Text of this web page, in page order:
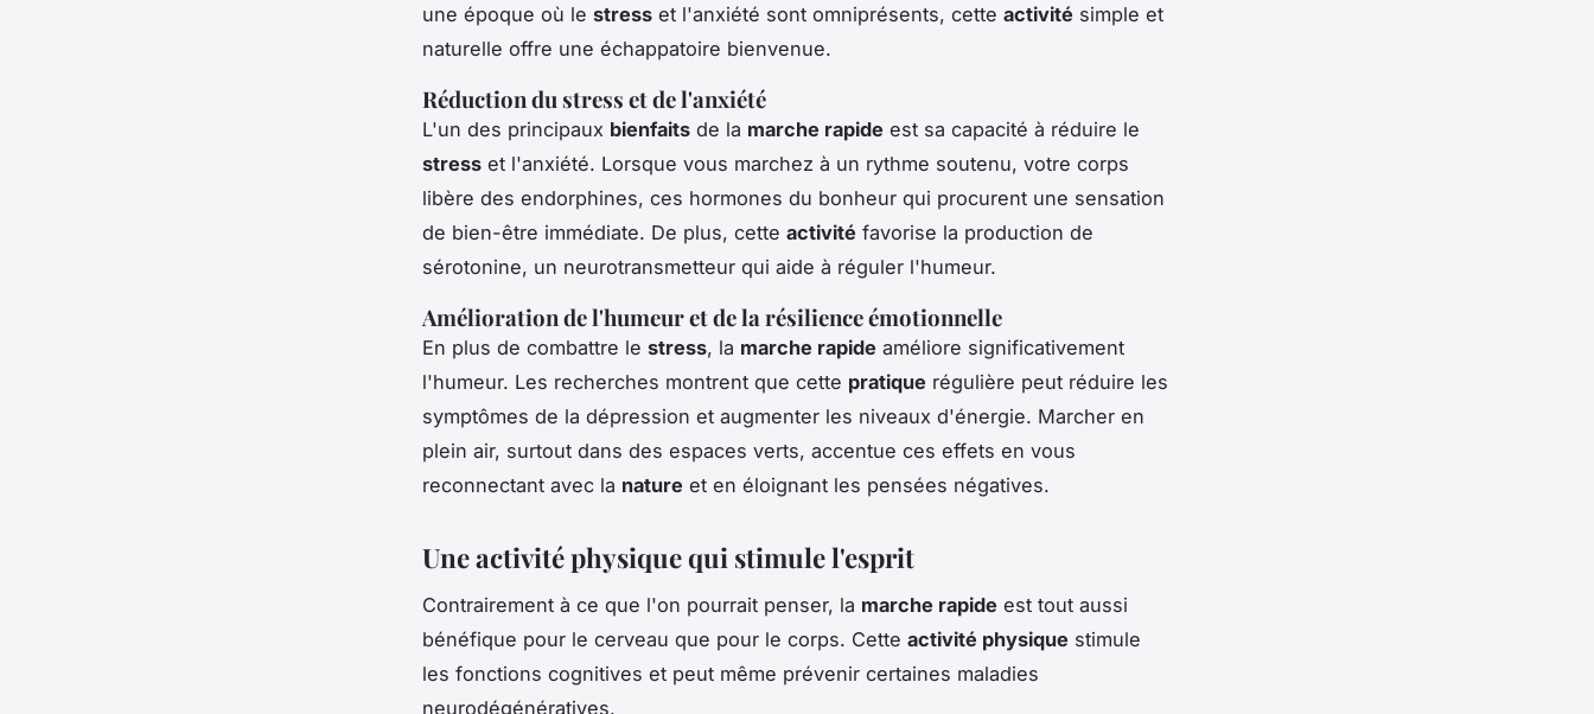
une époque où le stress et l'anxiété sont omniprésents, cette activité simple et
naturelle offre une échappatoire bienvenue.
Réduction du stress et de l'anxiété
L'un des principaux bienfaits de la marche rapide est sa capacité à réduire le
stress et l'anxiété. Lorsque vous marchez à un rythme soutenu, votre corps
libère des endorphines, ces hormones du bonheur qui procurent une sensation
de bien-être immédiate. De plus, cette activité favorise la production de
sérotonine, un neurotransmetteur qui aide à réguler l'humeur.
Amélioration de l'humeur et de la résilience émotionnelle
En plus de combattre le stress, la marche rapide améliore significativement
l'humeur. Les recherches montrent que cette pratique régulière peut réduire les
symptômes de la dépression et augmenter les niveaux d'énergie. Marcher en
plein air, surtout dans des espaces verts, accentue ces effets en vous
reconnectant avec la nature et en éloignant les pensées négatives.
Une activité physique qui stimule l'esprit
Contrairement à ce que l'on pourrait penser, la marche rapide est tout aussi
bénéfique pour le cerveau que pour le corps. Cette activité physique stimule
les fonctions cognitives et peut même prévenir certaines maladies
neurodégénératives.